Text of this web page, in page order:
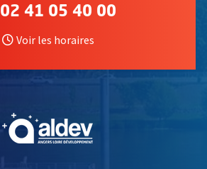
02 41 05 40 00
Voir les horaires